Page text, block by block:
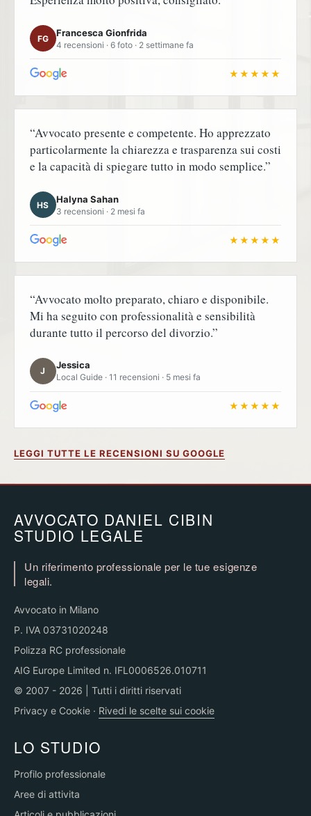
FG
Francesca Gionfrida
4 recensioni · 6 foto · 2 settimane fa
★★★★★
“Avvocato presente e competente. Ho apprezzato
particolarmente la chiarezza e trasparenza sui costi
e la capacità di spiegare tutto in modo semplice.”
HS
Halyna Sahan
3 recensioni · 2 mesi fa
★★★★★
“Avvocato molto preparato, chiaro e disponibile.
Mi ha seguito con professionalità e sensibilità
durante tutto il percorso del divorzio.”
J
Jessica
Local Guide · 11 recensioni · 5 mesi fa
★★★★★
LEGGI TUTTE LE RECENSIONI SU GOOGLE
AVVOCATO DANIEL CIBIN
STUDIO LEGALE
Un riferimento professionale per le tue esigenze
legali.
Avvocato in Milano
P. IVA 03731020248
Polizza RC professionale
AIG Europe Limited n. IFL0006526.010711
© 2007 - 2026 | Tutti i diritti riservati
Privacy e Cookie · Rivedi le scelte sui cookie
LO STUDIO
Profilo professionale
Aree di attivita